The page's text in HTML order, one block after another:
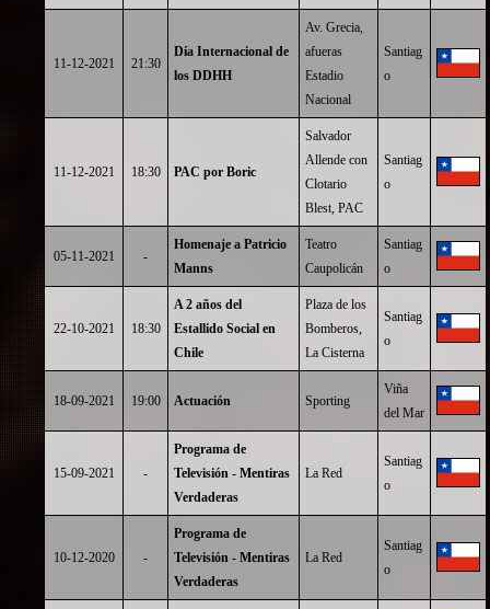
11-12-2021 21:30
Día Internacional de
los DDHH
Av. Grecia,
afueras
Estadio
Nacional
Santiag
o
11-12-2021 18:30 PAC por Boric
Salvador
Allende con
Clotario
Blest, PAC
Santiag
o
05-11-2021 -
Homenaje a Patricio
Manns
Teatro
Caupolicán
Santiag
o
22-10-2021 18:30
A 2 años del
Estallido Social en
Chile
Plaza de los
Bomberos,
La Cisterna
Santiag
o
18-09-2021 19:00 Actuación Sporting
Viña
del Mar
15-09-2021 -
Programa de
Televisión - Mentiras
Verdaderas
La Red
Santiag
o
10-12-2020 -
Programa de
Televisión - Mentiras
Verdaderas
La Red
Santiag
o